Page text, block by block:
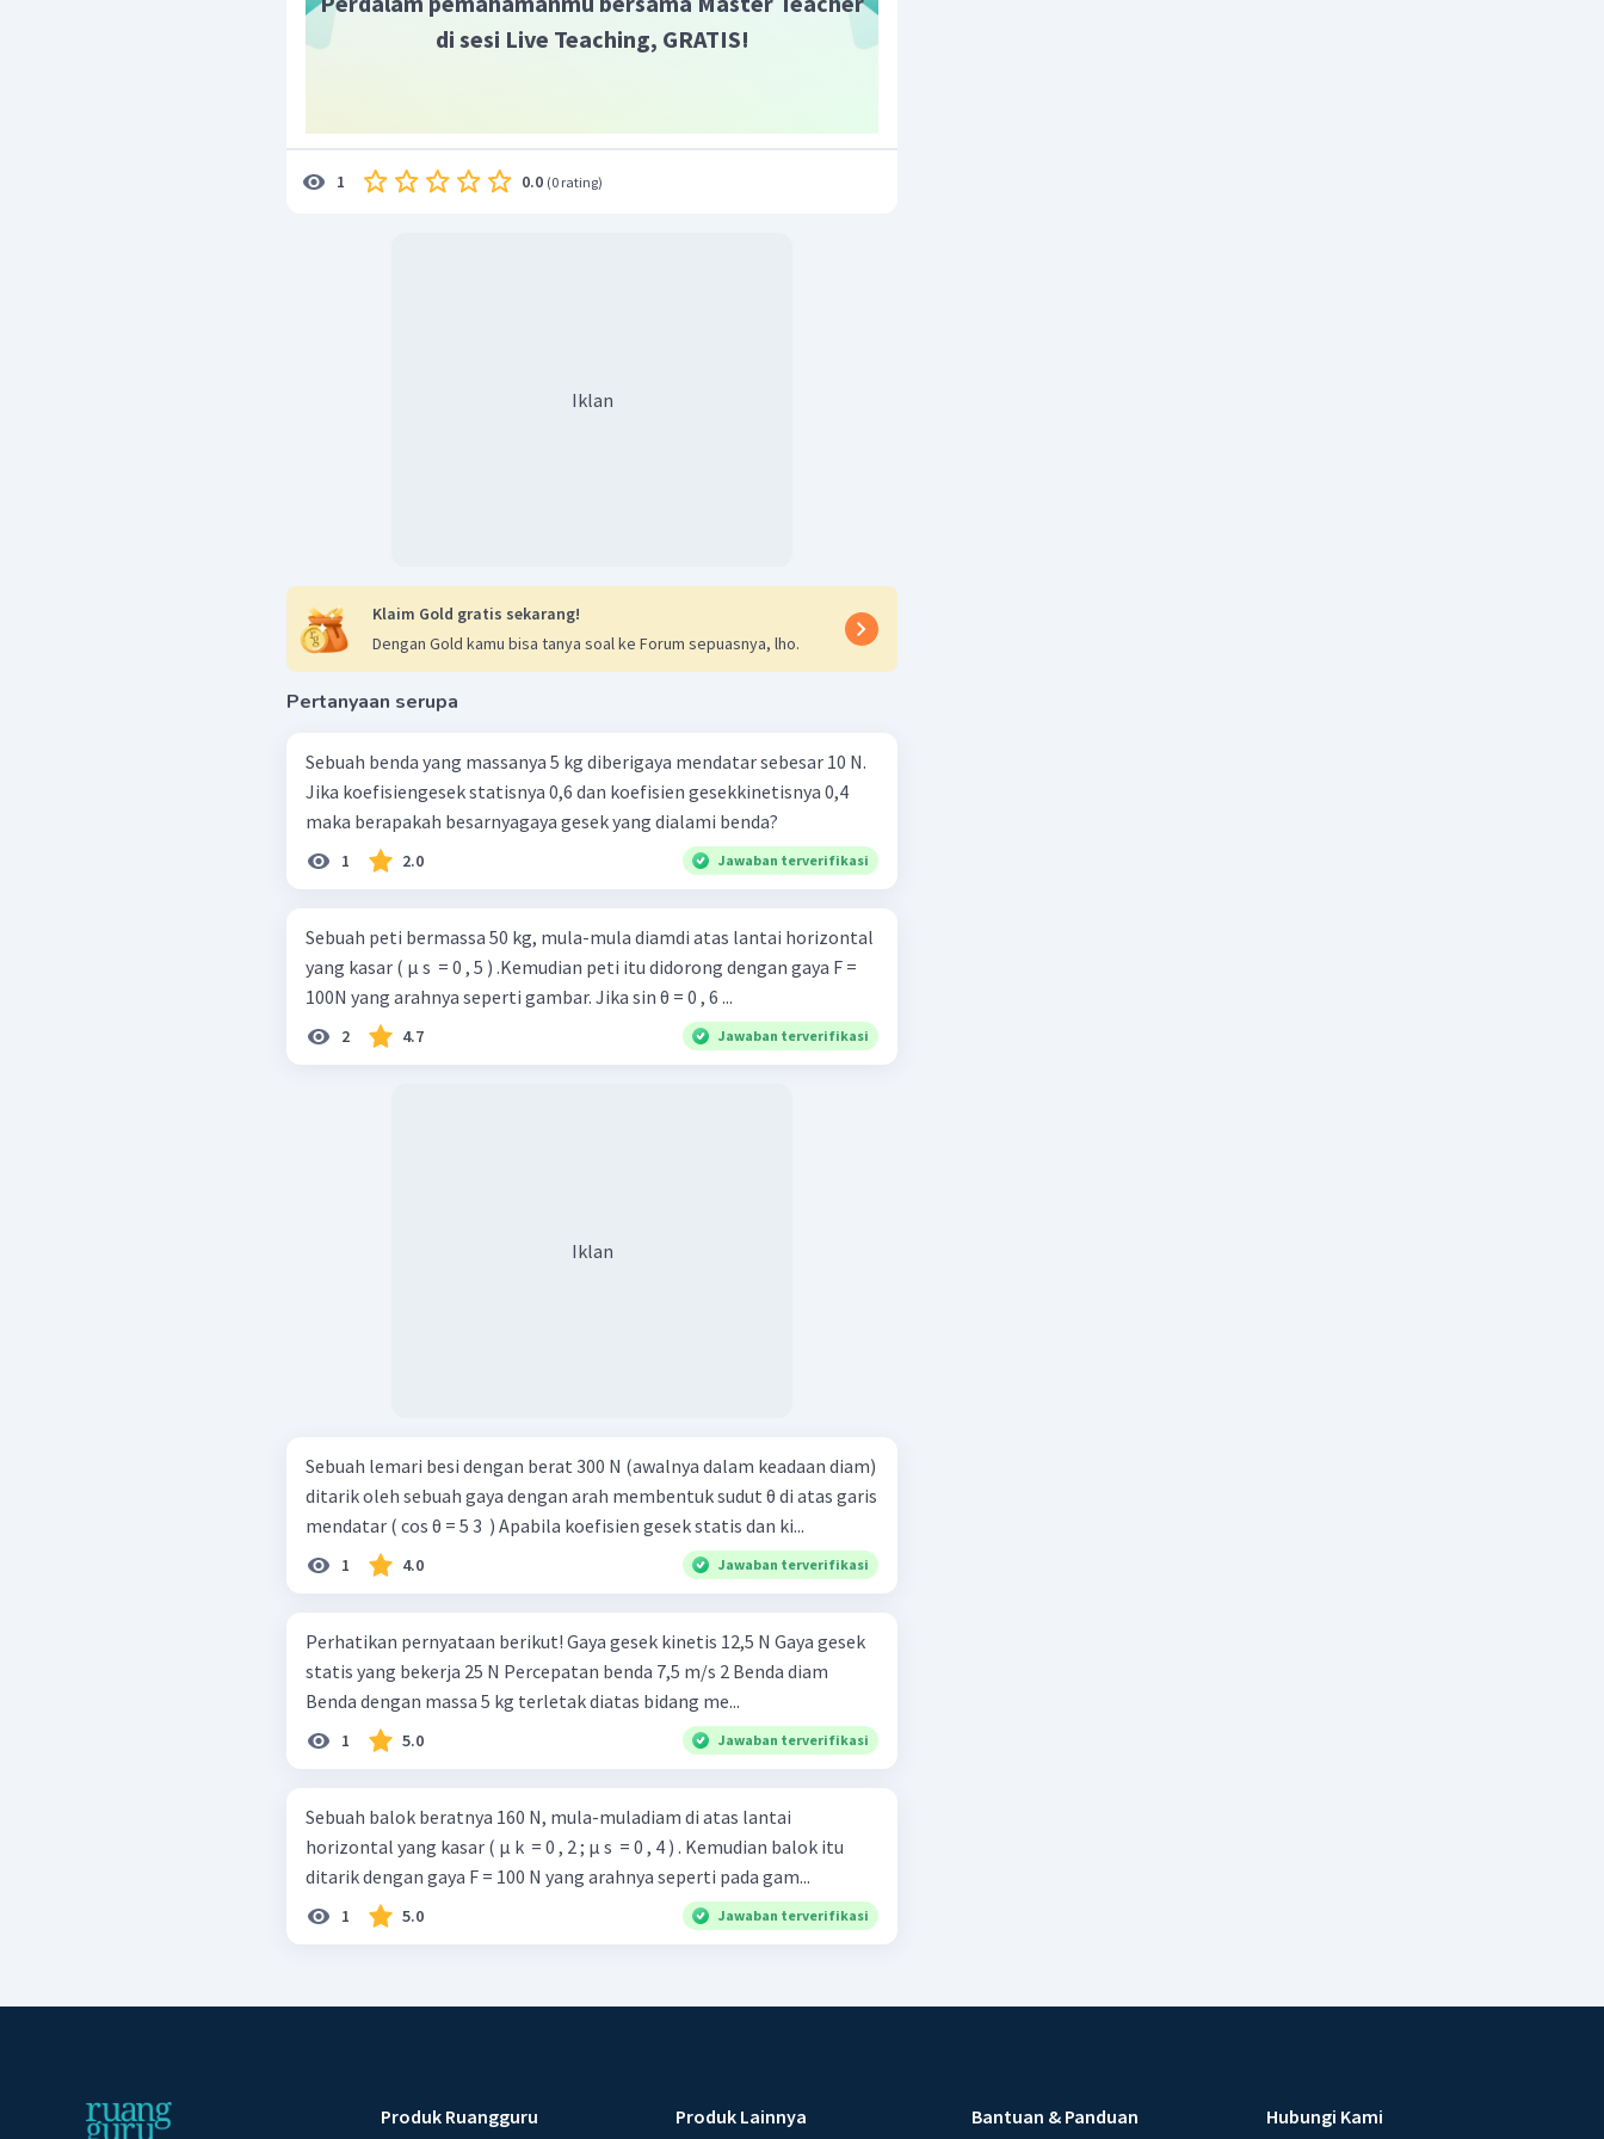
hubungan sebab akibat.
Dengan demikian jawaban yang benar A.
di sesi Live Teaching, GRATIS!
1 0.0 (0 rating)
Iklan
Klaim Gold gratis sekarang!
Dengan Gold kamu bisa tanya soal ke Forum sepuasnya, lho.
Pertanyaan serupa
Sebuah benda yang massanya 5 kg diberigaya mendatar sebesar 10 N.
Jika koefisiengesek statisnya 0,6 dan koefisien gesekkinetisnya 0,4
maka berapakah besarnyagaya gesek yang dialami benda?
1 2.0 Jawaban terverifikasi
Sebuah peti bermassa 50 kg, mula-mula diamdi atas lantai horizontal
yang kasar ( μ s ​ = 0 , 5 ) .Kemudian peti itu didorong dengan gaya F =
100N yang arahnya seperti gambar. Jika sin θ = 0 , 6 ...
2 4.7 Jawaban terverifikasi
Iklan
Sebuah lemari besi dengan berat 300 N (awalnya dalam keadaan diam)
ditarik oleh sebuah gaya dengan arah membentuk sudut θ di atas garis
mendatar ( cos θ = 5 3 ​ ) Apabila koefisien gesek statis dan ki...
1 4.0 Jawaban terverifikasi
Perhatikan pernyataan berikut! Gaya gesek kinetis 12,5 N Gaya gesek
statis yang bekerja 25 N Percepatan benda 7,5 m/s 2 Benda diam
Benda dengan massa 5 kg terletak diatas bidang me...
1 5.0 Jawaban terverifikasi
Sebuah balok beratnya 160 N, mula-muladiam di atas lantai
horizontal yang kasar ( μ k ​ = 0 , 2 ; μ s ​ = 0 , 4 ) . Kemudian balok itu
ditarik dengan gaya F = 100 N yang arahnya seperti pada gam...
1 5.0 Jawaban terverifikasi
Produk Ruangguru Produk Lainnya Bantuan & Panduan Hubungi Kami